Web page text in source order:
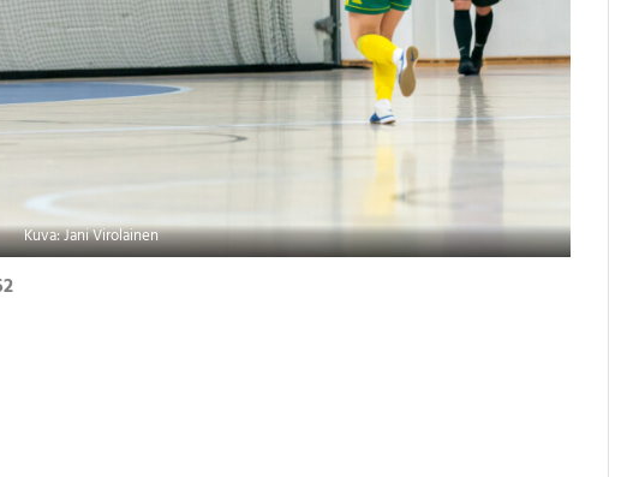
Kuva: Jani Virolainen